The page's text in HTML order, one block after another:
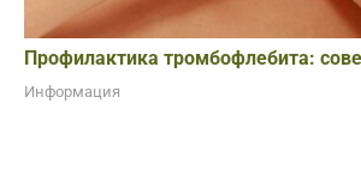
Профилактика тромбофлебита:
Информация